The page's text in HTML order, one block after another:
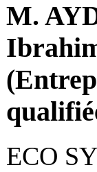
M.
ECO